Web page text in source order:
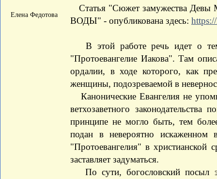
Елена Федотова
Статья "Сюжет замужества Девы
ВОДЫ" - опубликована здесь:
В этой работе речь идет о
"Протоевангелие Иакова". Там
ордалии, в ходе которого, как
женщины, подозреваемой в
Канонические Евангелия не
ветхозаветного
принципе не могло быть, тем
подан в невероятно искаженном
"Протоевангелия" в христианской
заставляет задуматься.
По сути, богословский посыл